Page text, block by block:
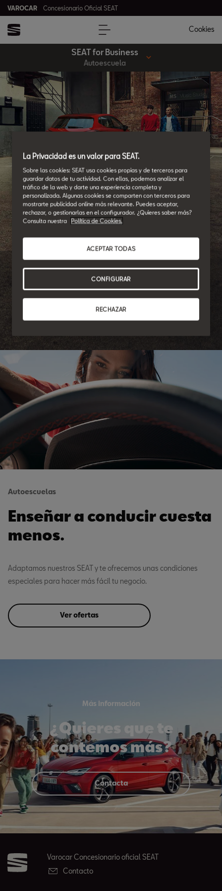
VAROCAR Concesionario Oficial SEAT
Cookies
SEAT for Business
Autoescuela
Prefieres la práctica.
Tus alumnos aprenden mientras tú disfrutas del viaje con las
Autoescuelas
Enseñar a conducir cuesta
menos.
Adaptamos nuestros SEAT y te ofrecemos unas condiciones
especiales para hacer más fácil tu negocio.
Ver ofertas
Más información
¿Quieres que te
contemos más?
Contacta
Varocar Concesionario oficial SEAT
Contacto
La Privacidad es un valor para SEAT.
Sobre las cookies: SEAT usa cookies propias y de terceros para
guardar datos de tu actividad. Con ellas, podemos analizar el
tráfico de la web y darte una experiencia completa y
personalizada. Algunas cookies se comparten con terceros para
mostrarte publicidad online más relevante. Puedes aceptar,
rechazar, o gestionarlas en el configurador. ¿Quieres saber más?
Consulta nuestra
Política de Cookies.
RECHAZAR
ACEPTAR TODAS
CONFIGURAR